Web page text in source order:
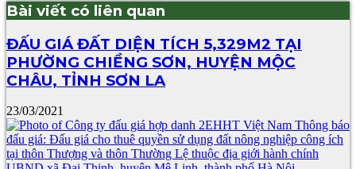
Bài viết có liên quan
ĐẤU GIÁ ĐẤT DIỆN TÍCH 5,329M2 TẠI
PHƯỜNG CHIỀNG SƠN, HUYỆN MỘC
CHÂU, TỈNH SƠN LA
23/03/2021